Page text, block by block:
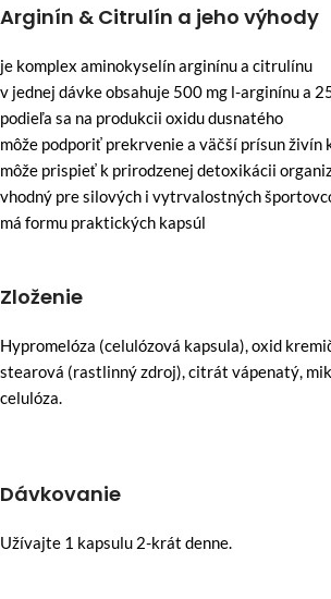
Arginín & Citrulín a jeho výhody
je komplex aminokyselín arginínu a citrulínu
v jednej dávke obsahuje 500 mg l-arginínu a
podieľa sa na produkcii oxidu dusnatého
môže podporiť prekrvenie a väčší prísun živín
môže prispieť k prirodzenej detoxikácii
vhodný pre silových i vytrvalostných
má formu praktických kapsúl
Zloženie
Hypromelóza (celulózová kapsula), oxid
stearová (rastlinný zdroj), citrát vápenatý,
celulóza.
Dávkovanie
Užívajte 1 kapsulu 2-krát denne.